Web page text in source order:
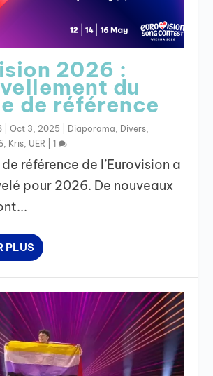
2026 :
du
de référence
|Oct 3, 2025 Diaporama, Divers,
, Kris, UER |1
référence de l’Eurovision a
pour 2026. De nouveaux
PLUS